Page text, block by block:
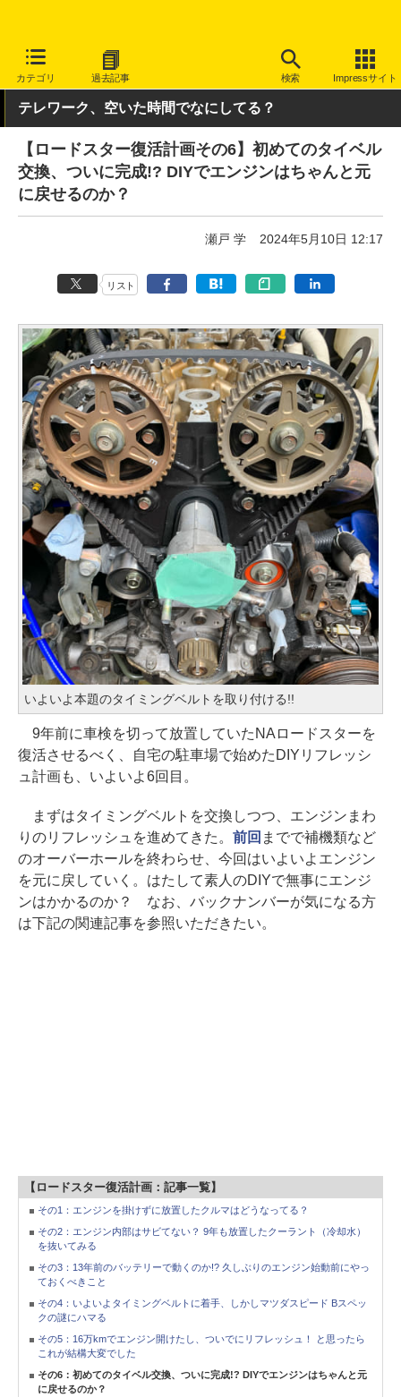
カテゴリ 過去記事 検索 Impressサイト
INTERNET Watch トピック テレワーク
テレワーク、空いた時間でなにしてる？
【ロードスター復活計画その6】初めてのタイベル
交換、ついに完成!? DIYでエンジンはちゃんと元
に戻せるのか？
瀬戸 学 2024年5月10日 12:17
リスト
いよいよ本題のタイミングベルトを取り付ける!!
9年前に車検を切って放置していたNAロードスターを
復活させるべく、自宅の駐車場で始めたDIYリフレッシ
ュ計画も、いよいよ6回目。
まずはタイミングベルトを交換しつつ、エンジンまわ
りのリフレッシュを進めてきた。 前回 までで補機類など
のオーバーホールを終わらせ、今回はいよいよエンジン
を元に戻していく。はたして素人のDIYで無事にエンジ
ンはかかるのか？ なお、バックナンバーが気になる方
は下記の関連記事を参照いただきたい。
【ロードスター復活計画：記事一覧】
その1：エンジンを掛けずに放置したクルマはどうなってる？
その2：エンジン内部はサビてない？ 9年も放置したクーラント（冷却水）
を抜いてみる
その3：13年前のバッテリーで動くのか!? 久しぶりのエンジン始動前にやっ
ておくべきこと
その4：いよいよタイミングベルトに着手、しかしマツダスピード Bスペッ
クの謎にハマる
その5：16万kmでエンジン開けたし、ついでにリフレッシュ！ と思ったら
これが結構大変でした
その6：初めてのタイベル交換、ついに完成!? DIYでエンジンはちゃんと元
に戻せるのか？